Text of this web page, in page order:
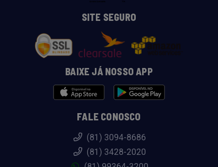
SITE SEGURO
BAIXE JÁ NOSSO APP
FALE CONOSCO
(81) 3094-8686
(81) 3428-2020